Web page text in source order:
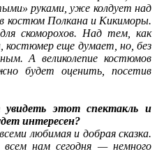
руками, уже колдует над
костюм Полкана и Кикиморы.
скоморохов. Над тем, как
костюмер еще думает, но, без
А великолепие костюмов
будет оценить, посетив
этот спектакль и
интересен?
любимая и добрая сказка.
нам сегодня — немного